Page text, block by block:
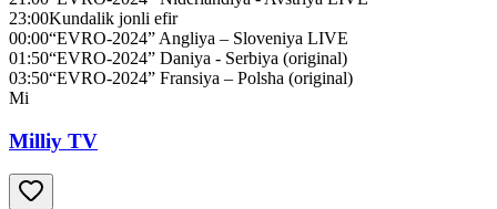
23:00Kundalik jonli efir
00:00“EVRO-2024” Angliya – Sloveniya LIVE
01:50“EVRO-2024” Daniya - Serbiya (original)
03:50“EVRO-2024” Fransiya – Polsha (original)
Mi
Milliy TV